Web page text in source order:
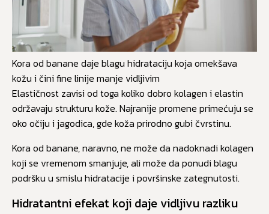
Kora od banane daje blagu hidrataciju koja omekšava
kožu i čini fine linije manje vidljivim
Elastičnost zavisi od toga koliko dobro kolagen i elastin
održavaju strukturu kože. Najranije promene primećuju se
oko očiju i jagodica, gde koža prirodno gubi čvrstinu.
Kora od banane, naravno, ne može da nadoknadi kolagen
koji se vremenom smanjuje, ali može da ponudi blagu
podršku u smislu hidratacije i površinske zategnutosti.
Hidratantni efekat koji daje vidljivu razliku